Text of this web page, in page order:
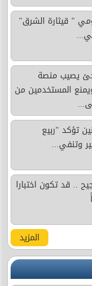
" قيثارة الشرق"
يصيب منصة
المستخدمين من
تؤكد "ربيع
وتنفي...
.. قد تكون اختبارا
المزيد